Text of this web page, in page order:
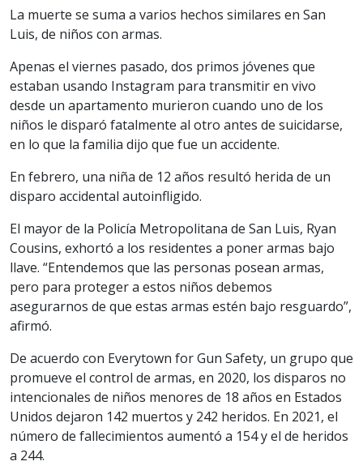
La muerte se suma a varios hechos similares en San
Luis, de niños con armas.
Apenas el viernes pasado, dos primos jóvenes que
estaban usando Instagram para transmitir en vivo
desde un apartamento murieron cuando uno de los
niños le disparó fatalmente al otro antes de suicidarse,
en lo que la familia dijo que fue un accidente.
En febrero, una niña de 12 años resultó herida de un
disparo accidental autoinfligido.
El mayor de la Policía Metropolitana de San Luis, Ryan
Cousins, exhortó a los residentes a poner armas bajo
llave. “Entendemos que las personas posean armas,
pero para proteger a estos niños debemos
asegurarnos de que estas armas estén bajo resguardo”,
afirmó.
De acuerdo con Everytown for Gun Safety, un grupo que
promueve el control de armas, en 2020, los disparos no
intencionales de niños menores de 18 años en Estados
Unidos dejaron 142 muertos y 242 heridos. En 2021, el
número de fallecimientos aumentó a 154 y el de heridos
a 244.